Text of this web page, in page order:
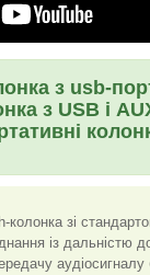
з usb-
з USB і
зі
із дальністю
аудіосигналу